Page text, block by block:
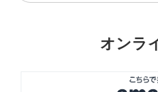
オンラ